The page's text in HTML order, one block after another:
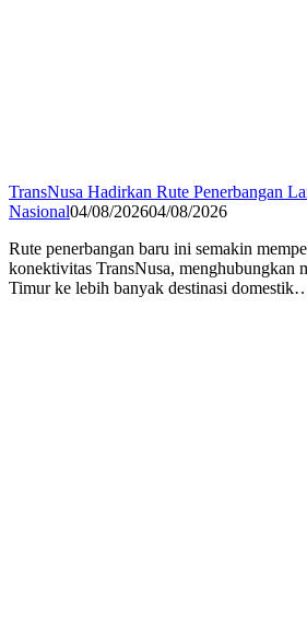
TransNusa Hadirkan Rute Penerbangan
Nasional04/08/202604/08/2026
Rute penerbangan baru ini semakin
konektivitas TransNusa, menghubungkan
Timur ke lebih banyak destinasi